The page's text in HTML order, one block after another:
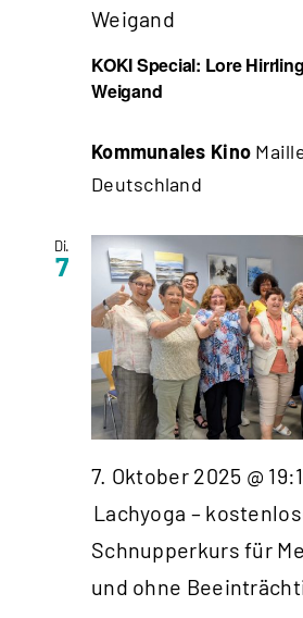
KOKI Special: Lore
Weigand
Weigand
Kommunales Kino
Deutschland
Di.
7
7. Oktober 2025 @
Lachyoga –
Schnupperkurs für
und ohne